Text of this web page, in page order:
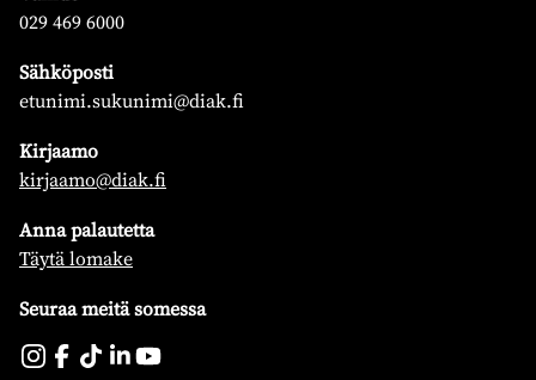
029 469 6000
Sähköposti
etunimi.sukunimi@diak.fi
Kirjaamo
kirjaamo@diak.fi
Anna palautetta
Täytä lomake
Seuraa meitä somessa